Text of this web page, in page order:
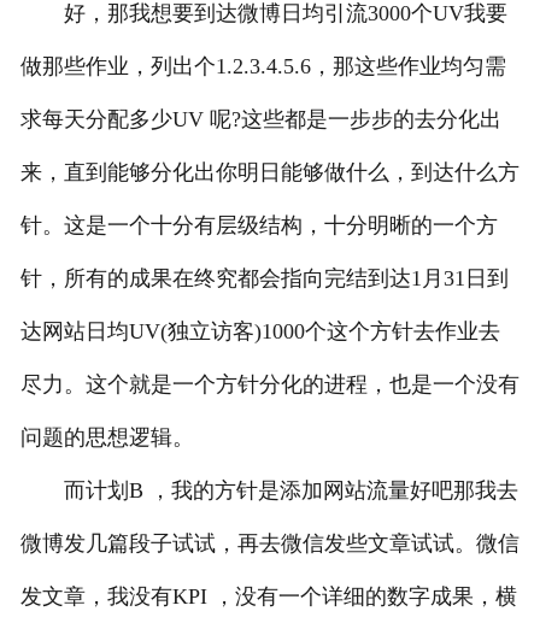
好，那我想要到达微博日均引流3000个UV我要
做那些作业，列出个1.2.3.4.5.6，那这些作业均匀需
求每天分配多少UV 呢?这些都是一步步的去分化出
来，直到能够分化出你明日能够做什么，到达什么方
针。这是一个十分有层级结构，十分明晰的一个方
针，所有的成果在终究都会指向完结到达1月31日到
达网站日均UV(独立访客)1000个这个方针去作业去
尽力。这个就是一个方针分化的进程，也是一个没有
问题的思想逻辑。
而计划B ，我的方针是添加网站流量好吧那我去
微博发几篇段子试试，再去微信发些文章试试。微信
发文章，我没有KPI ，没有一个详细的数字成果，横